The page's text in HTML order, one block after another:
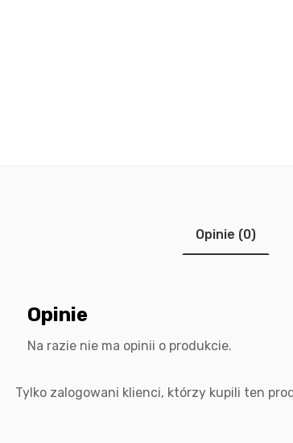
Opinie (0)
Opinie
Na razie nie ma opinii o produkcie.
Tylko zalogowani klienci, którzy kupili ten